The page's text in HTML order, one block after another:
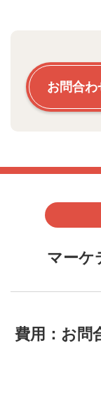
お問合わ
マーケ
費用：お問